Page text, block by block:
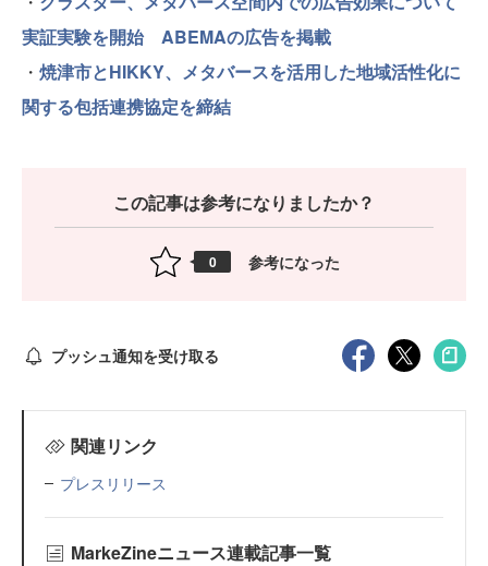
実証実験を開始 ABEMAの広告を掲載
・ 焼津市とHIKKY、メタバースを活用した地域活性化に
関する包括連携協定を締結
この記事は参考になりましたか？
0 参考になった
プッシュ通知を受け取る
関連リンク
プレスリリース
MarkeZineニュース連載記事一覧